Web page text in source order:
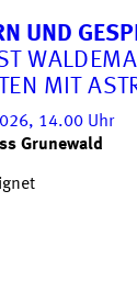
UND
MIT
14.00 Uhr
Grunewald